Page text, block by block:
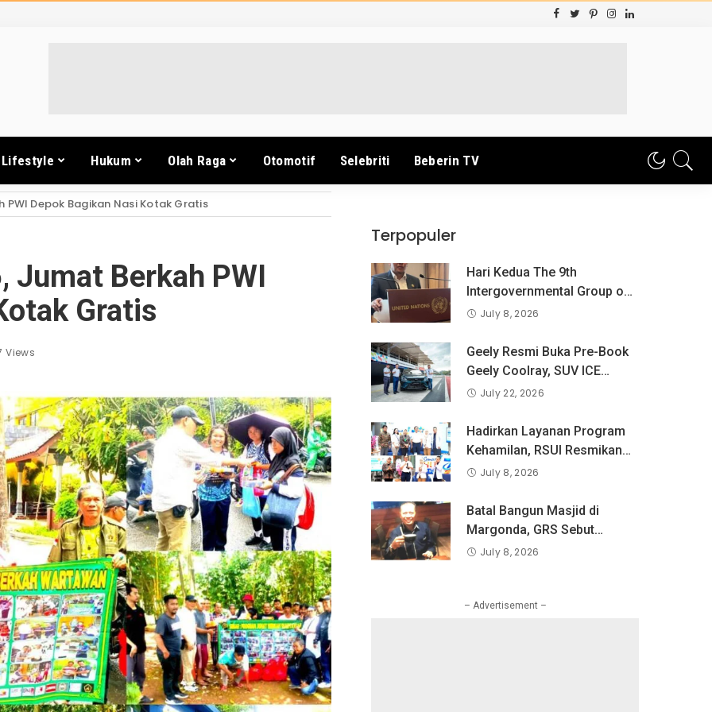
Lifestyle Hukum Olah Raga Otomotif Selebriti Beberin TV
PWI Depok Bagikan Nasi Kotak Gratis
Jumat Berkah PWI
Gratis
Views
Terpopuler
Hari Kedua The 9th
Intergovernmental Group og
Exoert on Consumer
BPKN RI Sampaikan
Pandangan Indonesia
tentang Keselamatan Produk
Digital
July 8, 2026
Geely Resmi Buka Pre-Book
Geely Coolray, SUV ICE
Pertama Geely di Indonesia
Juta Pengguna Global.
July 22, 2026
Hadirkan Layanan Program
Kehamilan, RSUI Resmikan
Klinik Inseminasi
July 8, 2026
Batal Bangun Masjid di
Margonda, GRS Sebut
Pemkot Tetapkan Bangun
July 8, 2026
– Advertisement –